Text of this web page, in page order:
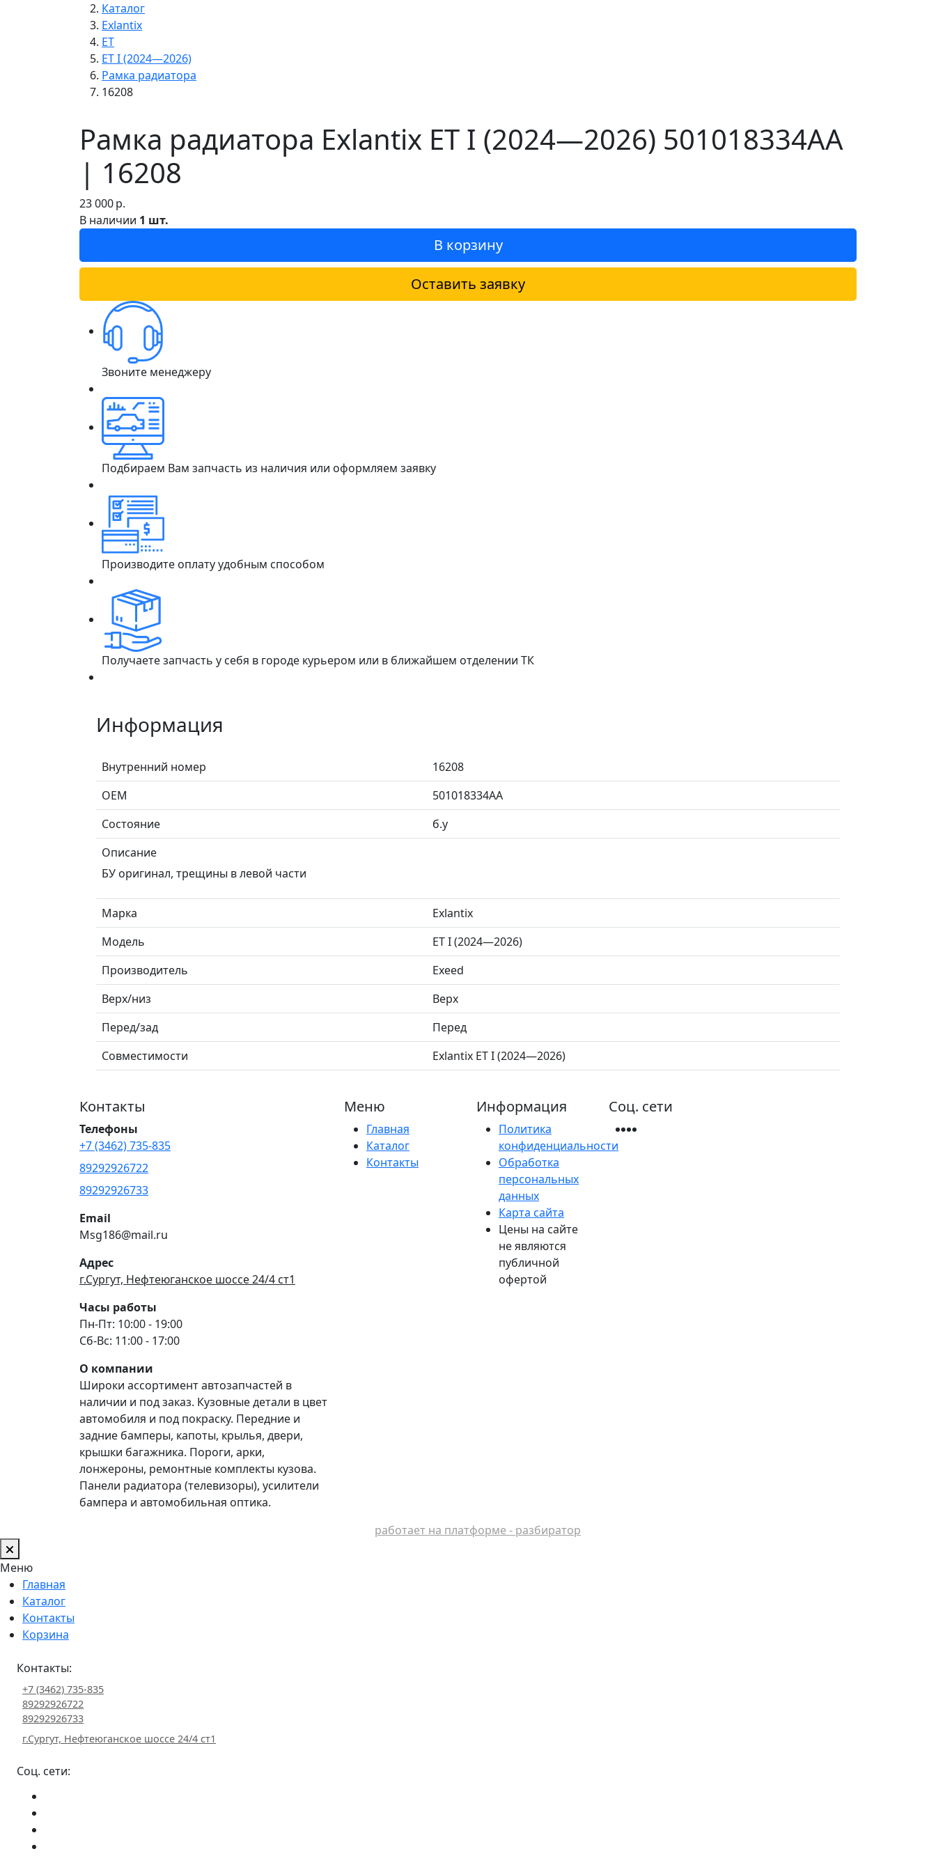
Каталог
Exlantix
ET
ET I (2024—2026)
Рамка радиатора
16208
Рамка радиатора Exlantix ET I (2024—2026) 501018334AA
| 16208
23 000р.
В наличии 1 шт.
В корзину
Оставить заявку
Звоните менеджеру
Подбираем Вам запчасть из наличия или оформляем заявку
Производите оплату удобным способом
Получаете запчасть у себя в городе курьером или в ближайшем отделении ТК
Информация
Внутренний номер
16208
ОЕМ
501018334AA
Состояние
б.у
Описание
БУ оригинал, трещины в левой части
Марка
Exlantix
Модель
ET I (2024—2026)
Производитель
Exeed
Верх/низ
Верх
Перед/зад
Перед
Совместимости
Exlantix ET I (2024—2026)
Контакты
Телефоны
+7 (3462) 735-835
89292926722
89292926733
Email
Msg186@mail.ru
Адрес
г.Сургут, Нефтеюганское шоссе 24/4 ст1
Часы работы
Пн-Пт: 10:00 - 19:00
Сб-Вс: 11:00 - 17:00
О компании
Широки ассортимент автозапчастей в
наличии и под заказ. Кузовные детали в цвет
автомобиля и под покраску. Передние и
задние бамперы, капоты, крылья, двери,
крышки багажника. Пороги, арки,
лонжероны, ремонтные комплекты кузова.
Панели радиатора (телевизоры), усилители
бампера и автомобильная оптика.
Меню
Главная
Каталог
Контакты
Информация
Политика
конфиденциальности
Обработка
персональных
данных
Карта сайта
Цены на сайте
не являются
публичной
офертой
Соц. сети
работает на платформе - разбиратор
Меню
Главная
Каталог
Контакты
Корзина
Контакты:
+7 (3462) 735-835
89292926722
89292926733
г.Сургут, Нефтеюганское шоссе 24/4 ст1
Соц. сети: